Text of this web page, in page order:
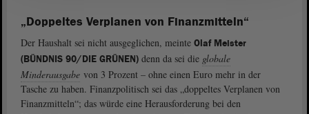
„Doppeltes Verplanen von Finanzmitteln“
Der Haushalt sei nicht ausgeglichen, meinte Olaf Meister
(BÜNDNIS 90/DIE GRÜNEN) denn da sei die globale
Minderausgabe von 3 Prozent – ohne einen Euro mehr in der
Tasche zu haben. Finanzpolitisch sei das „doppeltes Verplanen von
Finanzmitteln“; das würde eine Herausforderung bei den